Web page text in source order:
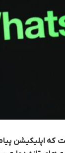
اپلیکیشن